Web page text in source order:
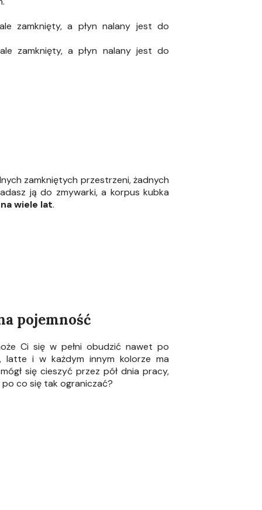
zamknięty, a płyn nalany jest do
zamknięty, a płyn nalany jest do
zamkniętych przestrzeni, żadnych
ją do zmywarki, a korpus kubka
wiele lat.
pojemność
Ci się w pełni obudzić nawet po
, latte i w każdym innym kolorze ma
się cieszyć przez pół dnia pracy,
po co się tak ograniczać?